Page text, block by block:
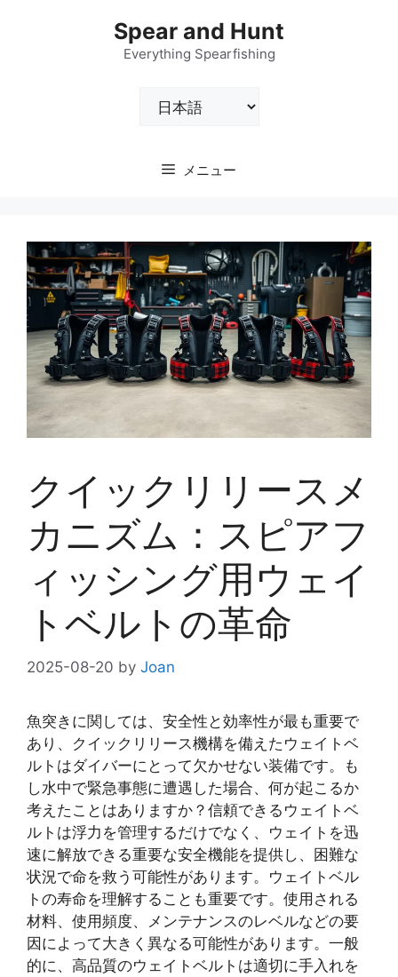
Spear and Hunt
Everything Spearfishing
メニュー
クイックリリースメ
カニズム：スピアフ
ィッシング用ウェイ
トベルトの革命
2025-08-20 by Joan
魚突きに関しては、安全性と効率性が最も重要で
あり、クイックリリース機構を備えたウェイトベ
ルトはダイバーにとって欠かせない装備です。も
し水中で緊急事態に遭遇した場合、何が起こるか
考えたことはありますか？信頼できるウェイトベ
ルトは浮力を管理するだけでなく、ウェイトを迅
速に解放できる重要な安全機能を提供し、困難な
状況で命を救う可能性があります。ウェイトベル
トの寿命を理解することも重要です。使用される
材料、使用頻度、メンテナンスのレベルなどの要
因によって大きく異なる可能性があります。一般
的に、高品質のウェイトベルトは適切に手入れを